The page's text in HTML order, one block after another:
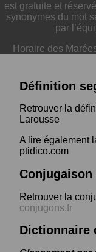
est gratuite et
synonymes du mot
par
Horaire des
Définition
Retrouver la
Larousse
A lire également
ptidico.com
Conjugaison
Retrouver la
conjugons.fr
Dictionnaire